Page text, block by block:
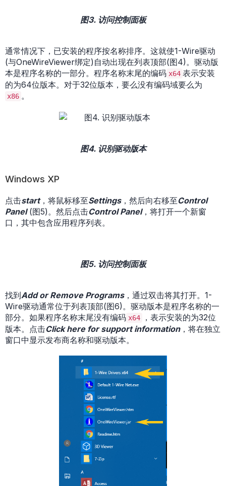
图3. 访问控制面板
通常情况下，已安装的程序按名称排序。这就使1-Wire驱动
(与OneWireViewer绑定)自动出现在列表顶部(图4)。驱动版
本是程序名称的一部分。程序名称末尾的编码 x64 表示安装
的为64位版本。对于32位版本，要么没有编码域要么为
x86 。
图4. 识别驱动版本
Windows XP
点击start，将鼠标移至Settings，然后向右移至Control
Panel(图5)。然后点击Control Panel，将打开一个新窗
口，其中包含应用程序列表。
图5. 访问控制面板
找到Add or Remove Programs，通过双击将其打开。1-
Wire驱动通常位于列表顶部(图6)。驱动版本是程序名称的一
部分。如果程序名称末尾没有编码 x64
，表示安装的为32位
版本。点击Click here for support information，将在独立
窗口中显示发布商名称和驱动版本。